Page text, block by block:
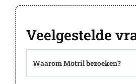
Veelgestelde
Waarom Motril bezoeken?